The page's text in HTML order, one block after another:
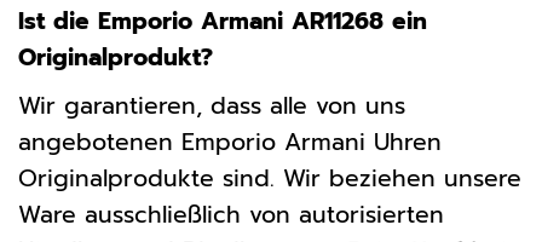
Ist die Emporio Armani AR11268 ein
Originalprodukt?
Wir garantieren, dass alle von uns
angebotenen Emporio Armani Uhren
Originalprodukte sind. Wir beziehen unsere
Ware ausschließlich von autorisierten